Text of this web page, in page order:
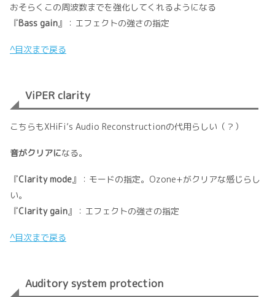
おそらくこの周波数までを強化してくれるようになる
『Bass gain』：エフェクトの強さの指定
^目次まで戻る
ViPER clarity
こちらもXHiFi’s Audio Reconstructionの代用らしい（？）
音がクリアになる。
『Clarity mode』：モードの指定。Ozone+がクリアな感じらし
い。
『Clarity gain』：エフェクトの強さの指定
^目次まで戻る
Auditory system protection